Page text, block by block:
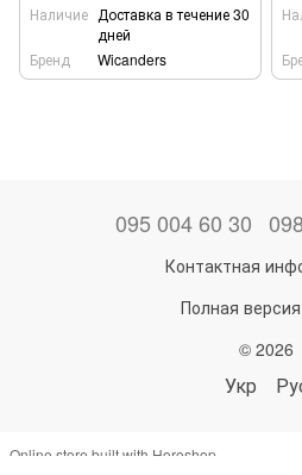
Наличие Доставка в течение 30
дней
Бренд
Wicanders
095 004 60 30
Контактная
Полная
© 2026
Укр
Online store built with Horoshop